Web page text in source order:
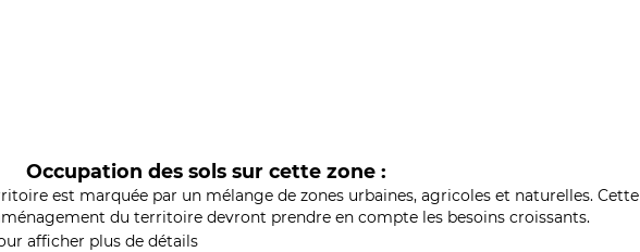
Occupation des sols sur cette zone :
est marquée par un mélange de zones urbaines, agricoles et naturelles. Cette
du territoire devront prendre en compte les besoins croissants.
afficher plus de détails